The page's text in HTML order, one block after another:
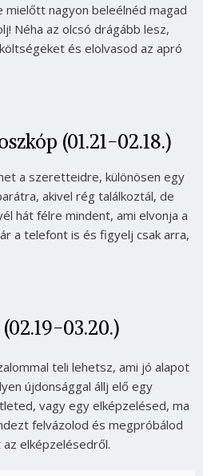
mielőtt nagyon beleélnéd magad
Néha az olcsó drágább lesz,
és elolvasod az apró
(01.21-02.18.)
a szeretteidre, különösen egy
akivel rég találkoztál, de
hát félre mindent, ami elvonja a
a telefont is és figyelj csak arra,
03.20.)
teli lehetsz, ami jó alapot
újdonsággal állj elő egy
vagy egy elképzelésed, ma
felvázolod és megpróbálod
elképzelésedről.